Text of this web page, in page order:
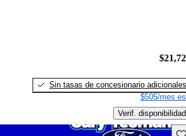
Sin tasas de concesionario adicionales
$505/mes
Verif. disponibilidad